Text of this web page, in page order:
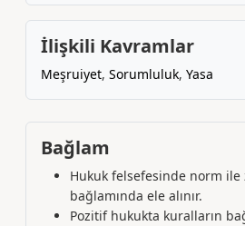
İlişkili Kavramlar
Meşruiyet, Sorumluluk, Yasa
Bağlam
Hukuk felsefesinde norm
bağlamında ele alınır.
Pozitif hukukta kuralların